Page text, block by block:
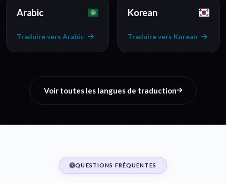
Arabic
Traduire vers Arabic
Korean
Traduire vers Korean
Voir toutes les langues de traduction
QUESTIONS FRÉQUENTES